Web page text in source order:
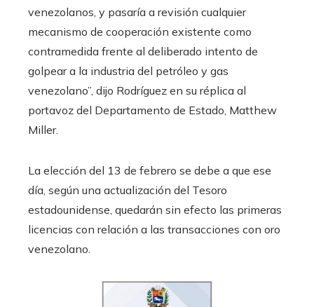
venezolanos, y pasaría a revisión cualquier
mecanismo de cooperación existente como
contramedida frente al deliberado intento de
golpear a la industria del petróleo y gas
venezolano”, dijo Rodríguez en su réplica al
portavoz del Departamento de Estado, Matthew
Miller.
La elección del 13 de febrero se debe a que ese
día, según una actualización del Tesoro
estadounidense, quedarán sin efecto las primeras
licencias con relación a las transacciones con oro
venezolano.